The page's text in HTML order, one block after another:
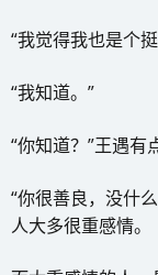
“我觉得我也是个
“我知道。”
“你知道？”王遇有
“你很善良，没什
人大多很重感情。